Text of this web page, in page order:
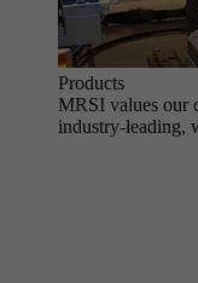
Products
MRSI values our
industry-leading,